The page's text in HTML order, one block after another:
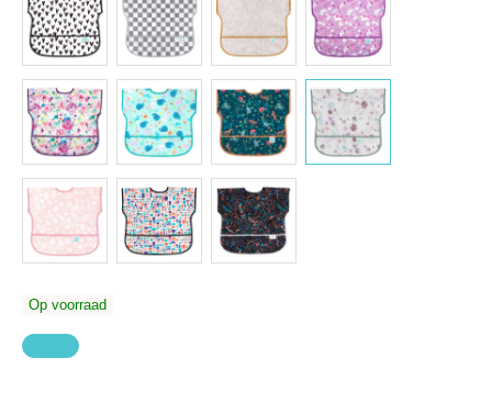
Op voorraad